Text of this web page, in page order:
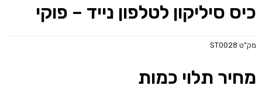
כיס סיליקון לטלפון נייד – פוקי
מק"ט ST0028
מחיר תלוי כמות